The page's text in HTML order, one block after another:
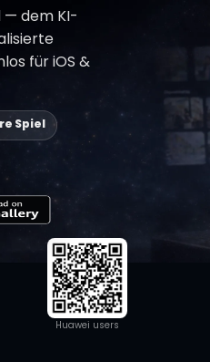
— dem KI-
für iOS &
Spiel
Huawei users